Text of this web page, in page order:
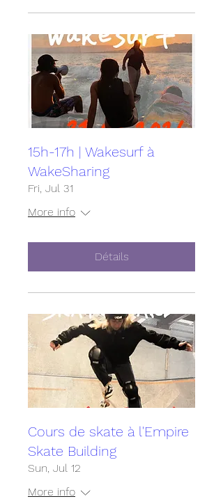
15h-17h | Wakesurf à
WakeSharing
Fri, Jul 31
More info
Détails
Cours de skate à l'Empire
Skate Building
Sun, Jul 12
More info